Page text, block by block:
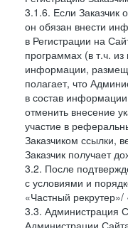
3.1.6. Если Заказчик
он обязан внести
в Регистрации на
программах (в т.ч.
информации,
полагает, что
в состав
отменить внесение
участие в
Заказчиком ссылки,
Заказчик получает
3.2. После
с условиями и
«Частный
3.3. Администрация
Администрации